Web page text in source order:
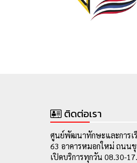
ติดต่อเรา
ศูนย์พัฒนาทักษะและการเ
63 อาคารหมอกใหม่ ถนน
เปิดบริการทุกวัน 08.30-